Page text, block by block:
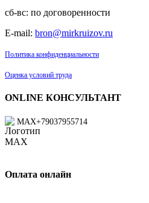
сб-вс: по договоренности
E-mail: bron@mirkruizov.ru
Политика конфиденциальности
Оценка условий труда
ONLINE КОНСУЛЬТАНТ
MAX+79037955714
Оплата онлайн